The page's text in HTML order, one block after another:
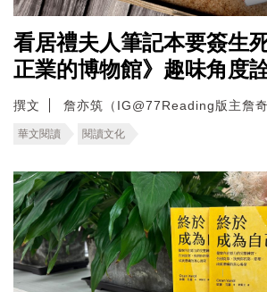
看居禮夫人筆記本要簽生
正業的博物館》趣味角度
撰文 詹亦筑（IG@77Reading版主詹奇
華文閱讀 閱讀文化